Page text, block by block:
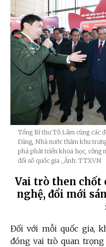
Tổng Bí thư Tô Lâm cùng các
Đảng, Nhà nước thăm khu
phá phát triển khoa học, công
đổi số quốc gia _Ảnh: TTXVN
Vai trò then chốt
nghệ, đổi mới
Đối với mỗi quốc gia,
đóng vai trò quan